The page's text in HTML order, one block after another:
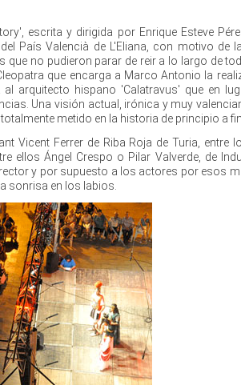
escrita y dirigida por Enrique Esteve
País Valencià de L'Eliana, con motivo de
no pudieron parar de reir a lo largo de
que encarga a Marco Antonio la
arquitecto hispano 'Calatravus' que en
Una visión actual, irónica y muy
metido en la historia de principio a fin.
Vicent Ferrer de Riba Roja de Turia, entre
ellos Ángel Crespo o Pilar Valverde, de
y por supuesto a los actores por esos
sonrisa en los labios.